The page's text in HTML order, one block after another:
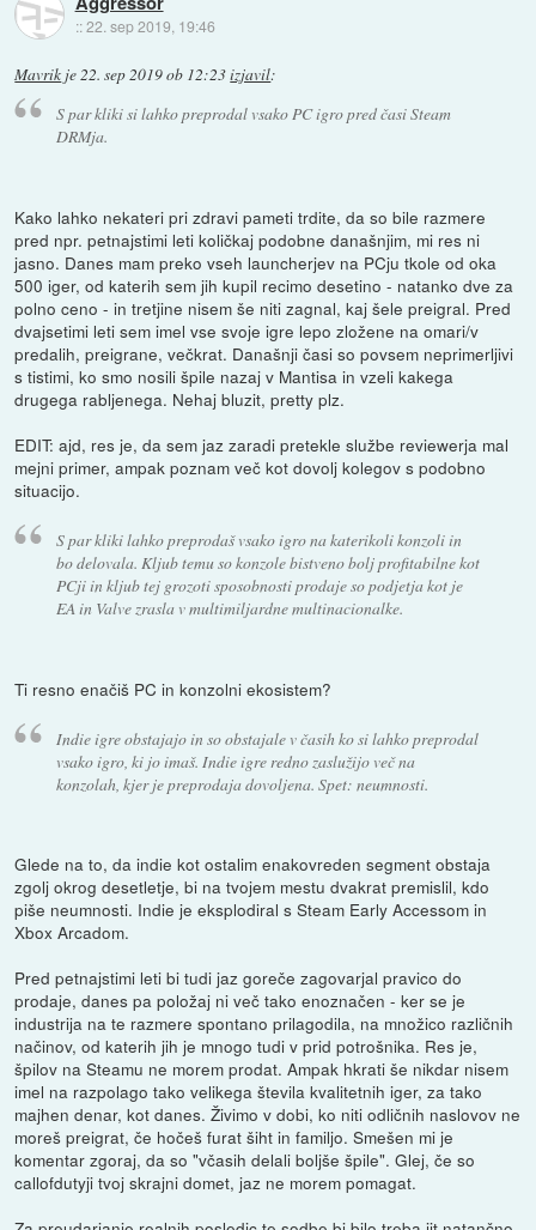
::22. sep 2019, 19:46
Mavrik je22. sep 2019 ob 12:23izjavil:
S par kliki si lahko preprodal vsako PC igro pred časi Steam
DRMja.
Kako lahko nekateri pri zdravi pameti trdite, da so bile razmere
pred npr. petnajstimi leti količkaj podobne današnjim, mi res ni
jasno. Danes mam preko vseh launcherjev na PCju tkole od oka
500 iger, od katerih sem jih kupil recimo desetino - natanko dve za
polno ceno - in tretjine nisem še niti zagnal, kaj šele preigral. Pred
dvajsetimi leti sem imel vse svoje igre lepo zložene na omari/v
predalih, preigrane, večkrat. Današnji časi so povsem neprimerljivi
s tistimi, ko smo nosili špile nazaj v Mantisa in vzeli kakega
drugega rabljenega. Nehaj bluzit, pretty plz.
EDIT: ajd, res je, da sem jaz zaradi pretekle službe reviewerja mal
mejni primer, ampak poznam več kot dovolj kolegov s podobno
situacijo.
S par kliki lahko preprodaš vsako igro na katerikoli konzoli in
bo delovala. Kljub temu so konzole bistveno bolj profitabilne kot
PCji in kljub tej grozoti sposobnosti prodaje so podjetja kot je
EA in Valve zrasla v multimiljardne multinacionalke.
Ti resno enačiš PC in konzolni ekosistem?
Indie igre obstajajo in so obstajale v časih ko si lahko preprodal
vsako igro, ki jo imaš. Indie igre redno zaslužijo več na
konzolah, kjer je preprodaja dovoljena. Spet: neumnosti.
Glede na to, da indie kot ostalim enakovreden segment obstaja
zgolj okrog desetletje, bi na tvojem mestu dvakrat premislil, kdo
piše neumnosti. Indie je eksplodiral s Steam Early Accessom in
Xbox Arcadom.
Pred petnajstimi leti bi tudi jaz goreče zagovarjal pravico do
prodaje, danes pa položaj ni več tako enoznačen - ker se je
industrija na te razmere spontano prilagodila, na množico različnih
načinov, od katerih jih je mnogo tudi v prid potrošnika. Res je,
špilov na Steamu ne morem prodat. Ampak hkrati še nikdar nisem
imel na razpolago tako velikega števila kvalitetnih iger, za tako
majhen denar, kot danes. Živimo v dobi, ko niti odličnih naslovov ne
moreš preigrat, če hočeš furat šiht in familjo. Smešen mi je
komentar zgoraj, da so "včasih delali boljše špile". Glej, če so
callofdutyji tvoj skrajni domet, jaz ne morem pomagat.